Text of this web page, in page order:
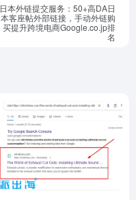
日本外链提交服务：50+高DA日
本客座帖外部链接，手动外链购
买提升跨境电商Google.co.jp排
名